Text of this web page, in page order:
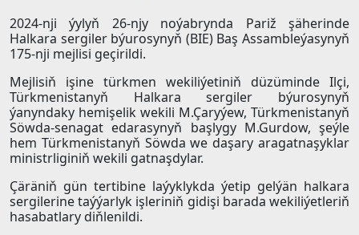
2024-nji ýylyň 26-njy noýabrynda Pariž şäherinde
Halkara sergiler býurosynyň (BIE) Baş Assambleýasynyň
175-nji mejlisi geçirildi.
Mejlisiň işine türkmen wekiliýetiniň düzüminde Ilçi,
Türkmenistanyň Halkara sergiler býurosynyň
ýanyndaky hemişelik wekili M.Çaryýew, Türkmenistanyň
Söwda-senagat edarasynyň başlygy M.Gurdow, şeýle
hem Türkmenistanyň Söwda we daşary aragatnaşyklar
ministrliginiň wekili gatnaşdylar.
Çäräniň gün tertibine laýyklykda ýetip gelýän halkara
sergilerine taýýarlyk işleriniň gidişi barada wekiliýetleriň
hasabatlary diňlenildi.